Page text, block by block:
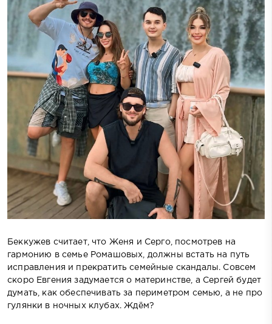
Беккужев считает, что Женя и Серго, посмотрев на
гармонию в семье Ромашовых, должны встать на путь
исправления и прекратить семейные скандалы. Совсем
скоро Евгения задумается о материнстве, а Сергей будет
думать, как обеспечивать за периметром семью, а не про
гулянки в ночных клубах. Ждём?